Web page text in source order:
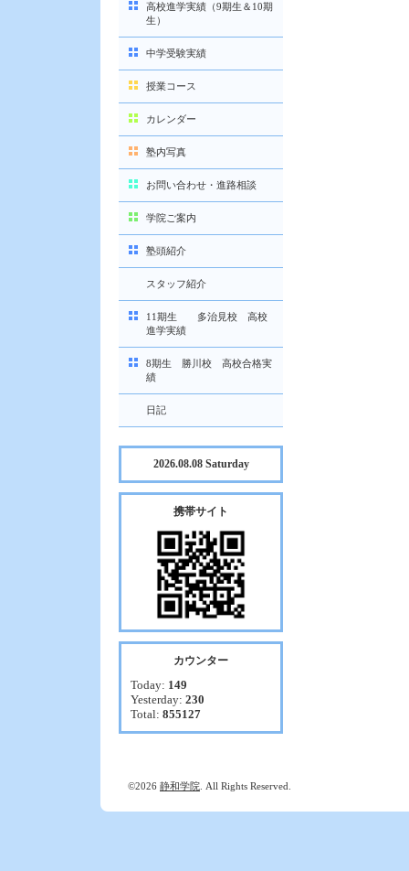
高校進学実績（9期生＆10期
生）
中学受験実績
授業コース
カレンダー
塾内写真
お問い合わせ・進路相談
学院ご案内
塾頭紹介
スタッフ紹介
11期生 多治見校 高校
進学実績
8期生 勝川校 高校合格実
績
日記
2026.08.08 Saturday
携帯サイト
カウンター
Today: 149
Yesterday: 230
Total: 855127
©2026 静和学院 . All Rights Reserved.